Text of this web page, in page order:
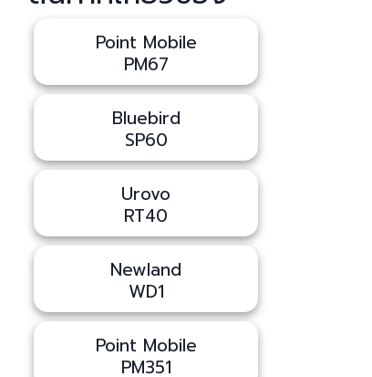
Point Mobile
PM67
Bluebird
SP60
Urovo
RT40
Newland
WD1
Point Mobile
PM351